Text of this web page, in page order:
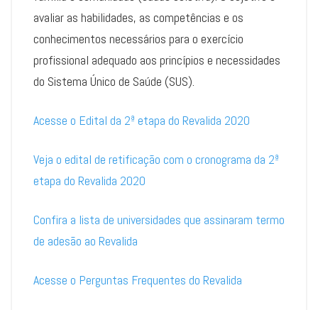
avaliar as habilidades, as competências e os
conhecimentos necessários para o exercício
profissional adequado aos princípios e necessidades
do Sistema Único de Saúde (SUS).
Acesse o Edital da 2ª etapa do Revalida 2020
Veja o edital de retificação com o cronograma da 2ª
etapa do Revalida 2020
Confira a lista de universidades que assinaram termo
de adesão ao Revalida
Acesse o Perguntas Frequentes do Revalida